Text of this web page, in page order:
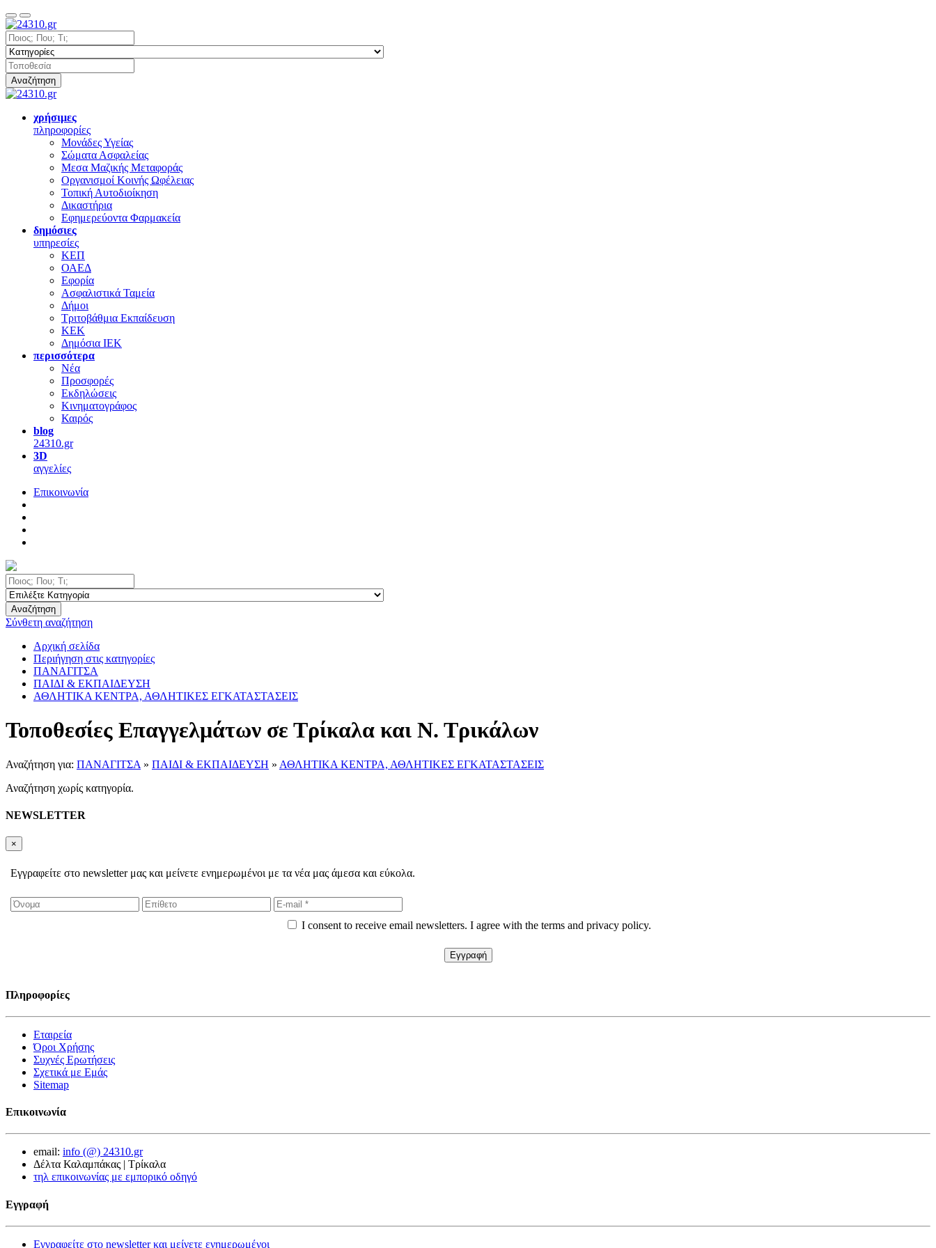
Αναζήτηση
χρήσιμες
πληροφορίες
Μονάδες Υγείας
Σώματα Ασφαλείας
Μεσα Μαζικής Μεταφοράς
Οργανισμοί Κοινής Ωφέλειας
Τοπική Αυτοδιοίκηση
Δικαστήρια
Εφημερεύοντα Φαρμακεία
δημόσιες
υπηρεσίες
ΚΕΠ
ΟΑΕΔ
Εφορία
Ασφαλιστικά Ταμεία
Δήμοι
Τριτοβάθμια Εκπαίδευση
ΚΕΚ
Δημόσια ΙΕΚ
περισσότερα
Νέα
Προσφορές
Εκδηλώσεις
Κινηματογράφος
Καιρός
blog
24310.gr
3D
αγγελίες
Επικοινωνία
Αναζήτηση
Σύνθετη αναζήτηση
Αρχική σελίδα
Περιήγηση στις κατηγορίες
ΠΑΝΑΓΙΤΣΑ
ΠΑΙΔΙ & ΕΚΠΑΙΔΕΥΣΗ
ΑΘΛΗΤΙΚΑ ΚΕΝΤΡΑ, ΑΘΛΗΤΙΚΕΣ ΕΓΚΑΤΑΣΤΑΣΕΙΣ
Τοποθεσίες Επαγγελμάτων σε Τρίκαλα και Ν. Τρικάλων
Αναζήτηση για: ΠΑΝΑΓΙΤΣΑ » ΠΑΙΔΙ & ΕΚΠΑΙΔΕΥΣΗ » ΑΘΛΗΤΙΚΑ ΚΕΝΤΡΑ, ΑΘΛΗΤΙΚΕΣ ΕΓΚΑΤΑΣΤΑΣΕΙΣ
Αναζήτηση χωρίς κατηγορία.
NEWSLETTER
×
Εγγραφείτε στο newsletter μας και μείνετε ενημερωμένοι με τα νέα μας άμεσα και εύκολα.
I consent to receive email newsletters. I agree with the terms and privacy policy.
Πληροφορίες
Εταιρεία
Όροι Χρήσης
Συχνές Ερωτήσεις
Σχετικά με Εμάς
Sitemap
Επικοινωνία
email: info (@) 24310.gr
Δέλτα Καλαμπάκας | Τρίκαλα
τηλ επικοινωνίας με εμπορικό οδηγό
Εγγραφή
Εγγραφείτε στο newsletter και μείνετε ενημερωμένοι